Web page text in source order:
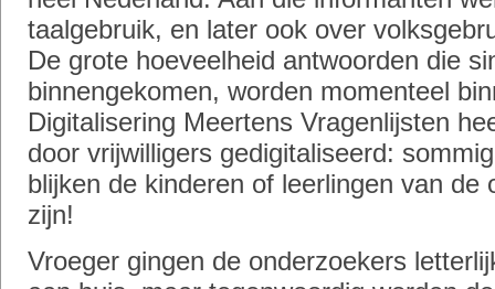
taalgebruik, en later ook over
De grote hoeveelheid antwoorden die
binnengekomen, worden momenteel
Digitalisering Meertens Vragenlijsten
door vrijwilligers gedigitaliseerd:
blijken de kinderen of leerlingen van de
zijn!
Vroeger gingen de onderzoekers